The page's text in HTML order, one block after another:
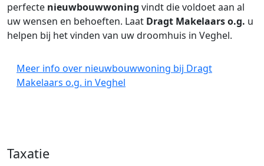
perfecte nieuwbouwwoning vindt die voldoet aan al
uw wensen en behoeften. Laat Dragt Makelaars o.g. u
helpen bij het vinden van uw droomhuis in Veghel.
Meer info over nieuwbouwwoning bij Dragt
Makelaars o.g. in Veghel
Taxatie